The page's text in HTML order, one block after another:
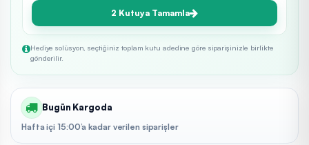
2 Kutuya Tamamla
Hediye solüsyon, seçtiğiniz toplam kutu adedine göre siparişinizle birlikte
gönderilir.
Bugün Kargoda
Hafta içi 15:00’a kadar verilen siparişler